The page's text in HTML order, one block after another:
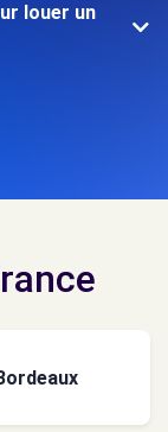
louer un